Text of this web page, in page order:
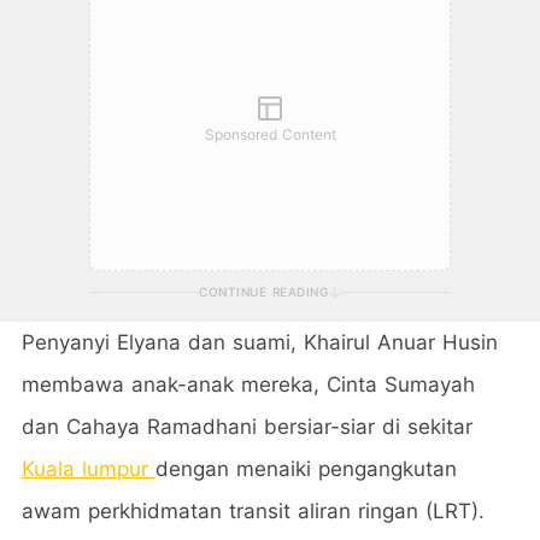
Sponsored Content
CONTINUE READING
Penyanyi Elyana dan suami, Khairul Anuar Husin
membawa anak-anak mereka, Cinta Sumayah
dan Cahaya Ramadhani bersiar-siar di sekitar
Kuala lumpur dengan menaiki pengangkutan
awam perkhidmatan transit aliran ringan (LRT).